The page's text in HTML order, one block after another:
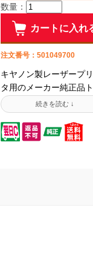
数量：
カートに入れ
注文番号：501049700
キヤノン製レーザープ
タ用のメーカー純正品
ーです。純正品はプリン
製造メーカーが自社製
ているため信頼性が高い
品です。ご購入時は対応